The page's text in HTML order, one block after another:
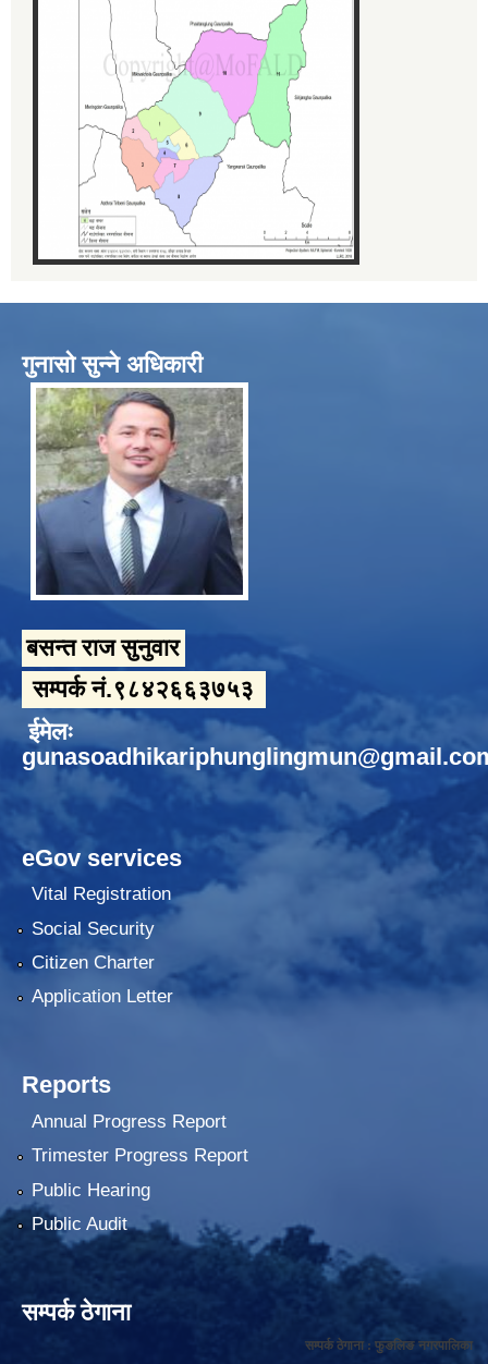
गुनासो सुन्ने अधिकारी
बसन्त राज सुनुवार
सम्पर्क नं.९८४२६६३७५३
ईमेलः
eGov services
Vital Registration
Social Security
Citizen Charter
Application Letter
Reports
Annual Progress Report
Trimester Progress Report
Public Hearing
Public Audit
सम्पर्क ठेगाना
सम्पर्क ठेगाना : फुङलिङ नगरपालिका